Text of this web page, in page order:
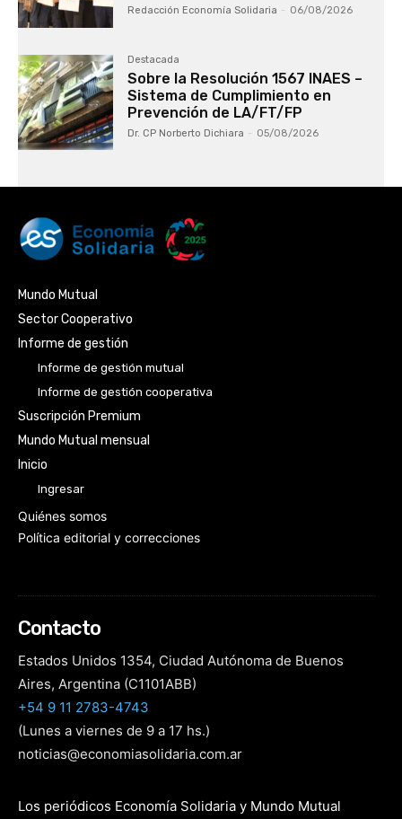
Redacción Economía Solidaria - 06/08/2026
Destacada
Sobre la Resolución 1567 INAES –
Sistema de Cumplimiento en
Prevención de LA/FT/FP
Dr. CP Norberto Dichiara - 05/08/2026
Mundo Mutual
Sector Cooperativo
Informe de gestión
Informe de gestión mutual
Informe de gestión cooperativa
Suscripción Premium
Mundo Mutual mensual
Inicio
Ingresar
Quiénes somos
Política editorial y correcciones
Contacto
Estados Unidos 1354, Ciudad Autónoma de Buenos
Aires, Argentina (C1101ABB)
+54 9 11 2783-4743
(Lunes a viernes de 9 a 17 hs.)
noticias@economiasolidaria.com.ar
Los periódicos Economía Solidaria y Mundo Mutual